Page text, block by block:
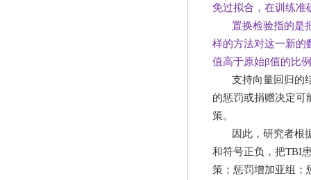
免过拟合，在训练准
置换检验指的是
样的方法对这一新的
值高于原始β值的比
支持向量回归的
的惩罚或捐赠决定可
策。
因此，研究者根
和符号正负，把TBI
策；惩罚增加亚组；